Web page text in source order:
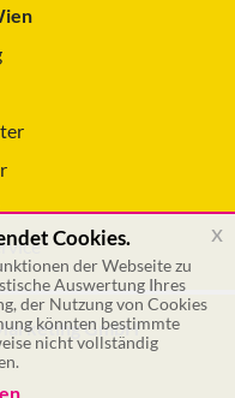
GmbH
Cookies.
der Webseite zu
Auswertung Ihres
der Nutzung von Cookies
könnten bestimmte
nicht vollständig
x